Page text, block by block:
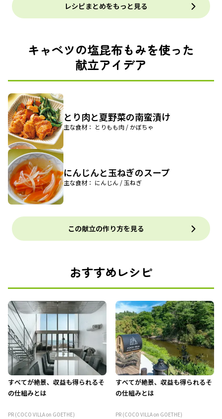
レシピまとめをもっと見る
キャベツの塩昆布もみを使った
献立アイデア
とり肉と夏野菜の南蛮漬け
主な食材： とりもも肉 / かぼちゃ
にんじんと玉ねぎのスープ
主な食材： にんじん / 玉ねぎ
この献立の作り方を見る
おすすめレシピ
すべてが絶景、収益も得られるそ
の仕組みとは
PR (COCO VILLA on GOETHE)
すべてが絶景、収益も得られるそ
の仕組みとは
PR (COCO VILLA on GOETHE)